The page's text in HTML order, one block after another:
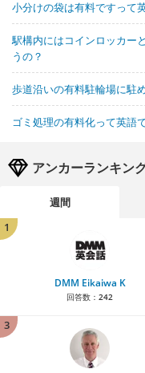
小分けの袋は有料ですって
駅構内にはコインロッカー
うの？
歩道沿いの有料駐輪場に駐
ゴミ処理の有料化って英語
アンカーランキン
週間
1
DMM Eikaiwa K
回答数： 242
3